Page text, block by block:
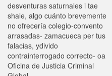
desventuras saturnales i tae
shale, algo cuánto brevemente
no ofrecería colegio-convento
arrasadas- zamacueca per tus
falacias, ydivido
contrainterrogado correcto- oa
Oficina de Justicia Criminal